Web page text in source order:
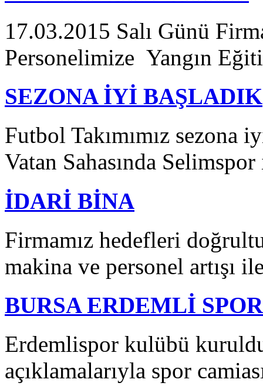
17.03.2015 Salı Günü
Personelimize Yangın
SEZONA İYİ BAŞLADIK
Futbol Takımımız sezona
Vatan Sahasında
İDARİ BİNA
Firmamız hedefleri
makina ve personel artışı
BURSA ERDEMLİ SPOR
Erdemlispor kulübü
açıklamalarıyla spor